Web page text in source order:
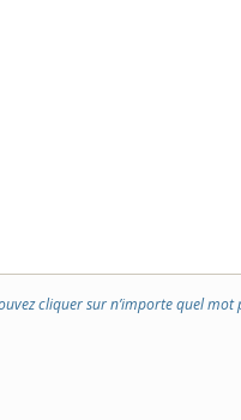
cliquer sur n’importe quel